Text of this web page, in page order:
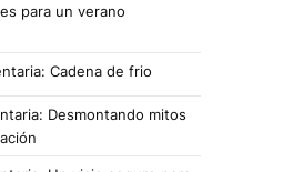
para un verano
Cadena de frio
Desmontando mitos